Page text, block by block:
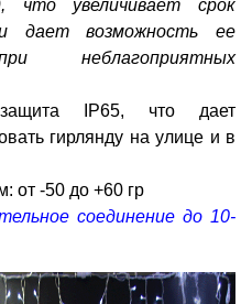
что увеличивает срок
дает возможность ее
неблагоприятных
IP65, что дает
гирлянду на улице и в
от -50 до +60 гр
соединение до 10-